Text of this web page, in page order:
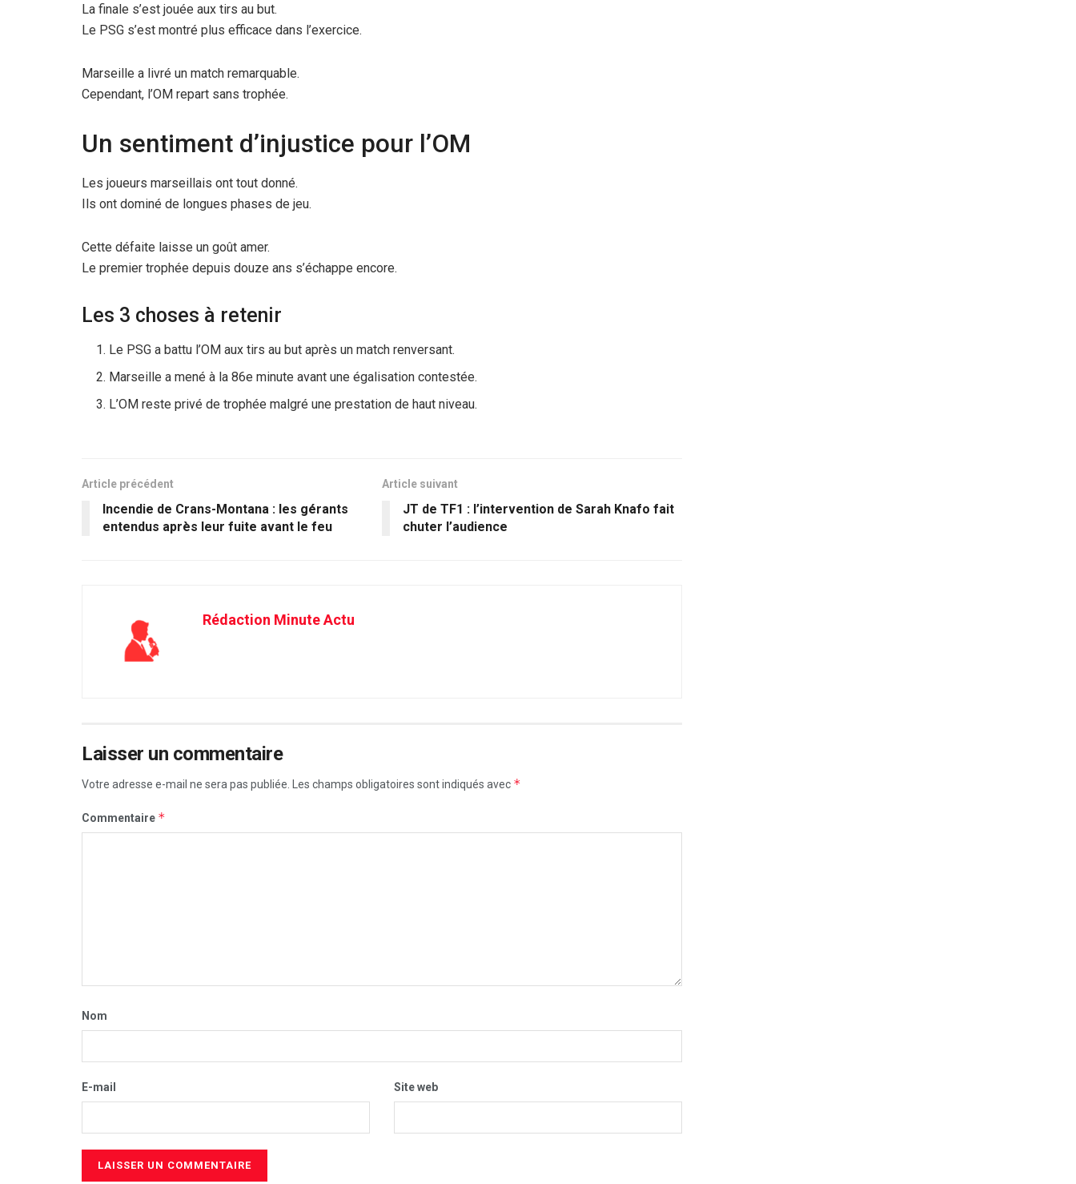
La finale s’est jouée aux tirs au but.
Le PSG s’est montré plus efficace dans l’exercice.
Marseille a livré un match remarquable.
Cependant, l’OM repart sans trophée.
Un sentiment d’injustice pour l’OM
Les joueurs marseillais ont tout donné.
Ils ont dominé de longues phases de jeu.
Cette défaite laisse un goût amer.
Le premier trophée depuis douze ans s’échappe encore.
Les 3 choses à retenir
Le PSG a battu l’OM aux tirs au but après un match renversant.
Marseille a mené à la 86e minute avant une égalisation contestée.
L’OM reste privé de trophée malgré une prestation de haut niveau.
Article précédent
Incendie de Crans-Montana : les gérants
entendus après leur fuite avant le feu
Article suivant
JT de TF1 : l’intervention de Sarah Knafo fait
chuter l’audience
Rédaction Minute Actu
Laisser un commentaire
Votre adresse e-mail ne sera pas publiée. Les champs obligatoires sont indiqués avec *
Commentaire *
Nom
E-mail Site web